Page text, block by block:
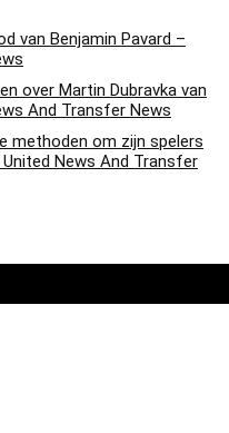
van Benjamin Pavard –
over Martin Dubravka van
And Transfer News
methoden om zijn spelers
News And Transfer